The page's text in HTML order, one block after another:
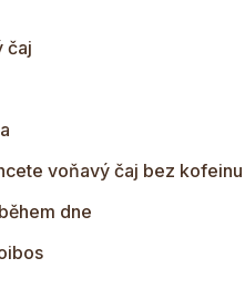
čaj
voňavý čaj bez kofeinu
dne